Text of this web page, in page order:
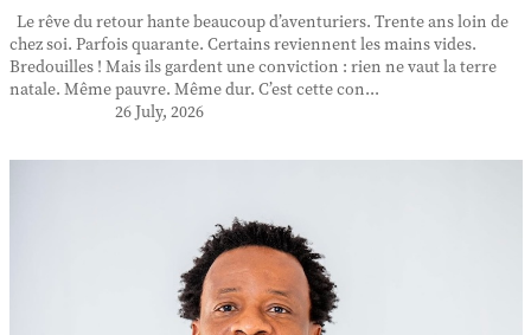
Le rêve du retour hante beaucoup d’aventuriers. Trente ans loin de
chez soi. Parfois quarante. Certains reviennent les mains vides.
Bredouilles ! Mais ils gardent une conviction : rien ne vaut la terre
natale. Même pauvre. Même dur. C’est cette con...
26 July, 2026